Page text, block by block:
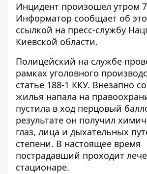
Инцидент произошел утром
Информатор сообщает об
ссылкой на пресс-службу
Киевской области.
Полицейский на службе
рамках уголовного
статье 188-1 ККУ. Внезапно
жилья напала на
пустила в ход перцовый
результате он получил
глаз, лица и дыхательных
степени. В настоящее время
пострадавший проходит
стационаре.